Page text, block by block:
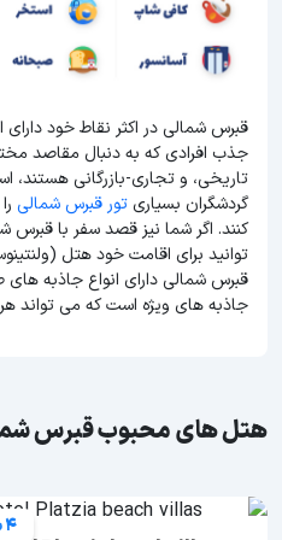
قبرس شمالی در اکثر نقاط خود
جذب افرادی که به دنبال مقاصد
تاریخی، و تجاری-بازرگانی
گردشگران بسیاریتور قبرس شمالی
کنند. اگر شما نیز قصد سفر با قبرس
توانید برای اقامت خود هتل
قبرس شمالی دارای انواع جاذبه
جاذبه های ویژه است که می تواند
هتل های محبوب قبرس
4 ستاره